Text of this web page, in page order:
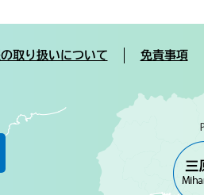
取り扱いについて 免責事項